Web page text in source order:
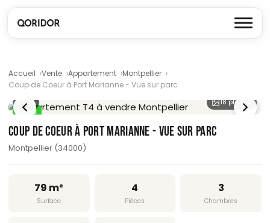
Accueil Vente Appartement
Montpellier
Coup de Coeur à Port Marianne - Vue sur parc
DPE B
/ 18 18 photos
COUP DE COEUR À PORT MARIANNE - VUE SUR PARC
Montpellier (34000)
79 m²
Surface
4
Pièces
3
Chambres